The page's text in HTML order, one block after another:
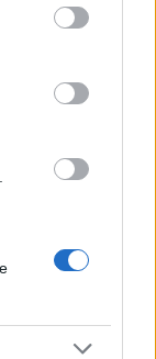
more Google
including but
may click to
party tags to